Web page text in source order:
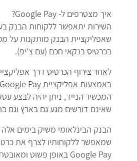
איך מצטרפים ל- Google Pay?
השירות יתאפשר ללקוחות הבנק
שאפליקציית הבנק מותקנות על
בכרטיס בנקאי חכם (עם צ'יפ).
לאחר צירוף הכרטיס דרך
המכשיר הנייד, ניתן יהיה לבצע
שאינם דורשים מגע גם בארץ וגם
הבנק הבינלאומי משיק בימים
שמאפשר ללקוחותיו לצרף את
Google Pay באופן פשוט ומאובטח מאפליקציית הבנק.